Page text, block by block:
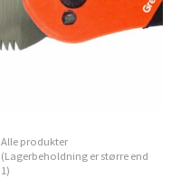
Alle produkter
(Lagerbeholdning er større end
1)